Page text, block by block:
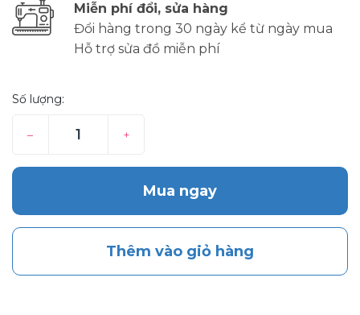
Miễn phí đổi, sửa hàng
Đổi hàng trong 30 ngày kể từ ngày mua
Hỗ trợ sửa đồ miễn phí
Số lượng:
– +
Mua ngay
Thêm vào giỏ hàng